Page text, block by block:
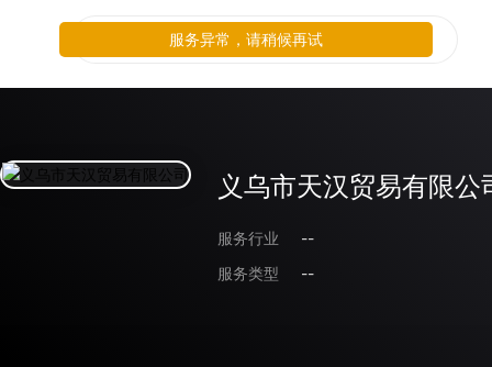
义乌市天汉贸易有限公
服务行业
--
服务类型
--
服务异常，请稍候再试